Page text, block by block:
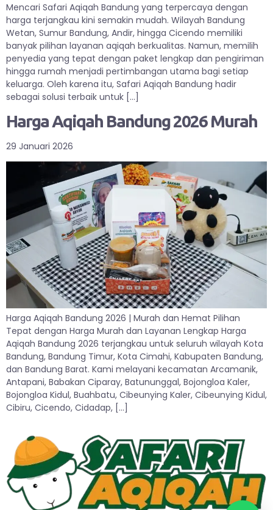
Mencari Safari Aqiqah Bandung yang terpercaya dengan
harga terjangkau kini semakin mudah. Wilayah Bandung
Wetan, Sumur Bandung, Andir, hingga Cicendo memiliki
banyak pilihan layanan aqiqah berkualitas. Namun, memilih
penyedia yang tepat dengan paket lengkap dan pengiriman
hingga rumah menjadi pertimbangan utama bagi setiap
keluarga. Oleh karena itu, Safari Aqiqah Bandung hadir
sebagai solusi terbaik untuk […]
Harga Aqiqah Bandung 2026 Murah
29 Januari 2026
Harga Aqiqah Bandung 2026 | Murah dan Hemat Pilihan
Tepat dengan Harga Murah dan Layanan Lengkap Harga
Aqiqah Bandung 2026 terjangkau untuk seluruh wilayah Kota
Bandung, Bandung Timur, Kota Cimahi, Kabupaten Bandung,
dan Bandung Barat. Kami melayani kecamatan Arcamanik,
Antapani, Babakan Ciparay, Batununggal, Bojongloa Kaler,
Bojongloa Kidul, Buahbatu, Cibeunying Kaler, Cibeunying Kidul,
Cibiru, Cicendo, Cidadap, […]